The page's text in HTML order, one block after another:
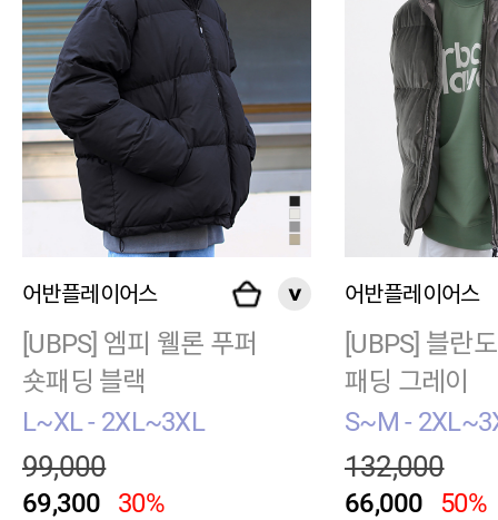
어반플레이어스
[UBPS] 엠피 웰론 푸퍼
숏패딩 블랙
L~XL - 2XL~3XL
99,000
69,300 30%
어반플레이어스
[UBPS] 블란
패딩 그레이
S~M -
132,000
66,000 50%